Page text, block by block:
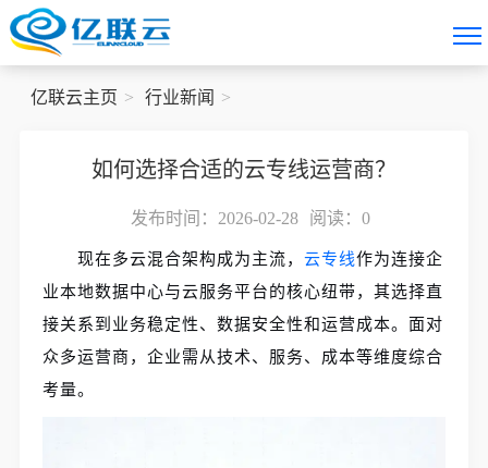
亿联云主页 行业新闻
如何选择合适的云专线运营商？
发布时间：2026-02-28 阅读： 0
现在多云混合架构成为主流，云专线作为连接企
业本地数据中心与云服务平台的核心纽带，其选择直
接关系到业务稳定性、数据安全性和运营成本。面对
众多运营商，企业需从技术、服务、成本等维度综合
考量。